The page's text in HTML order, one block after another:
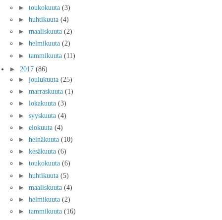
► toukokuuta (3)
► huhtikuuta (4)
► maaliskuuta (2)
► helmikuuta (2)
► tammikuuta (11)
► 2017 (86)
► joulukuuta (25)
► marraskuuta (1)
► lokakuuta (3)
► syyskuuta (4)
► elokuuta (4)
► heinäkuuta (10)
► kesäkuuta (6)
► toukokuuta (6)
► huhtikuuta (5)
► maaliskuuta (4)
► helmikuuta (2)
► tammikuuta (16)